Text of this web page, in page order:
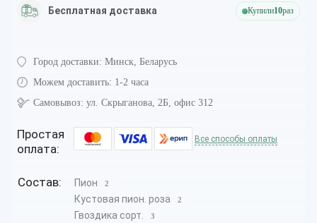
Бесплатная доставка Купили10раз
Город доставки: Минск, Беларусь
Можем доставить: 1-2 часа
Самовывоз: ул. Скрыганова, 2Б, офис 312
Простая
оплата:
Все способы оплаты
Состав: Пион 2
Кустовая пион. роза 2
Гвоздика сорт. 3